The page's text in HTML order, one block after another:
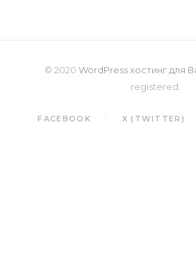
© 2020 WordPress хостинг для
registered.
FACEBOOK X (TWITTER)